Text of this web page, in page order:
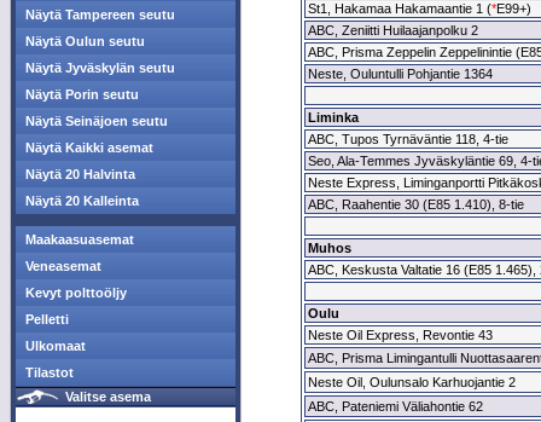
Näytä Tampereen seutu
Näytä Oulun seutu
Näytä Jyväskylän seutu
Näytä Porin seutu
Näytä Seinäjoen seutu
Näytä Kaikki asemat
Näytä 20 Halvinta
Näytä 20 Kalleinta
Maakaasuasemat
Veneasemat
Kevyt polttoöljy
Pelletti
Ulkomaat
Tilastot
Valitse asema
St1, Hakamaa Hakamaantie 1 (*E99+)
ABC, Zeniitti Huilaajanpolku 2
ABC, Prisma Zeppelin Zeppelinintie
Neste, Ouluntulli Pohjantie 1364
Liminka
ABC, Tupos Tyrnäväntie 118, 4-tie
Seo, Ala-Temmes Jyväskyläntie 69, 4-
Neste Express, Liminganportti
ABC, Raahentie 30 (E85 1.410), 8-tie
Muhos
ABC, Keskusta Valtatie 16 (E85 1.465),
Oulu
Neste Oil Express, Revontie 43
ABC, Prisma Limingantulli
Neste Oil, Oulunsalo Karhuojantie 2
ABC, Pateniemi Väliahontie 62